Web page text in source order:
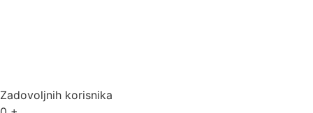
Zadovoljnih korisnika